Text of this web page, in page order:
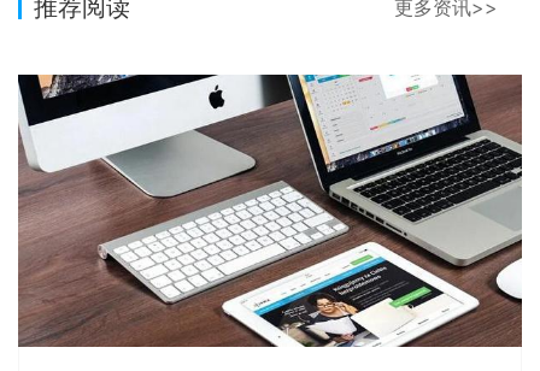
推荐阅读 更多资讯>>